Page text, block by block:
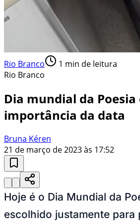
Rio Branco 1 min de leitura
Rio Branco
Dia mundial da
importância da data
Bruna Kéren
21 de março de 2023 às 17:52
Hoje é o Dia Mundial da
escolhido justamente para